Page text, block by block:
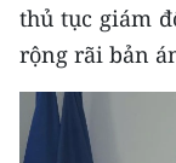
MUA BÁO
ĐỌC BÁO IN
thủ tục giám
rộng rãi bản